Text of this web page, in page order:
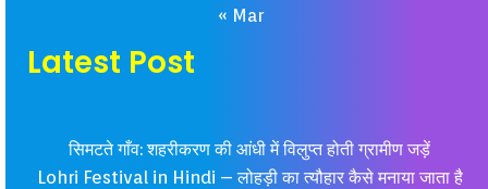
« Mar
Latest Post
सिमटते गाँव: शहरीकरण की आंधी में विलुप्त होती ग्रामीण जड़ें
Lohri Festival in Hindi – लोहड़ी का त्यौहार कैसे मनाया जाता है